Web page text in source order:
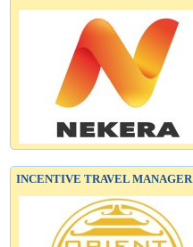
INCENTIVE TRAVEL MANAGER